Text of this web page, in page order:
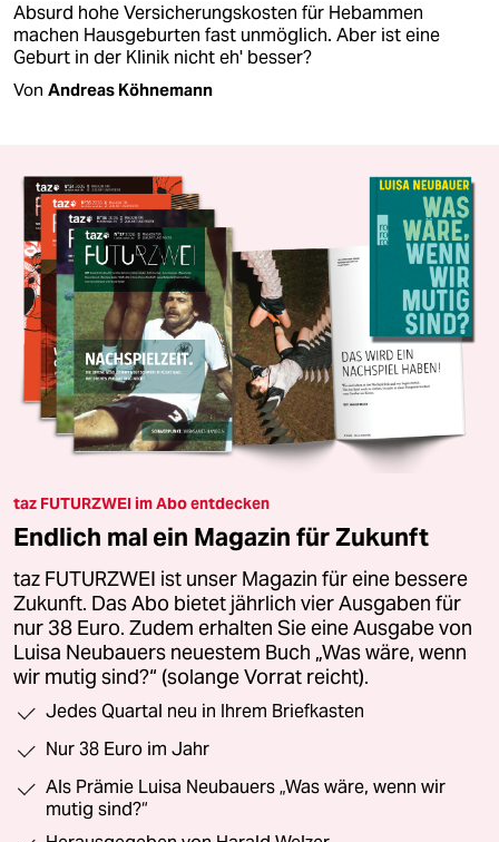
Absurd hohe Versicherungskosten für Hebammen
machen Hausgeburten fast unmöglich. Aber ist eine
Geburt in der Klinik nicht eh' besser?
Von Andreas Köhnemann
taz FUTURZWEI im Abo entdecken
Endlich mal ein Magazin für Zukunft
taz FUTURZWEI ist unser Magazin für eine bessere
Zukunft. Das Abo bietet jährlich vier Ausgaben für
nur 38 Euro. Zudem erhalten Sie eine Ausgabe von
Luisa Neubauers neuestem Buch „Was wäre, wenn
wir mutig sind?“ (solange Vorrat reicht).
Jedes Quartal neu in Ihrem Briefkasten
Nur 38 Euro im Jahr
Als Prämie Luisa Neubauers „Was wäre, wenn wir
mutig sind?“